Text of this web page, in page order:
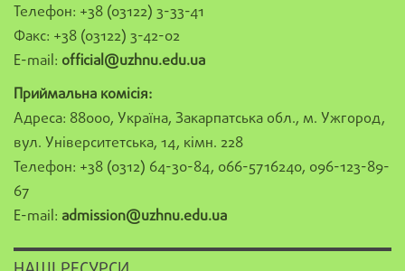
Телефон: +38 (03122) 3-33-41
Факс: +38 (03122) 3-42-02
E-mail: official@uzhnu.edu.ua
Приймальна комісія:
Адреса: 88000, Україна, Закарпатська обл., м. Ужгород,
вул. Університетська, 14, кімн. 228
Телефон: +38 (0312) 64-30-84, 066-5716240, 096-123-89-
67
E-mail: admission@uzhnu.edu.ua